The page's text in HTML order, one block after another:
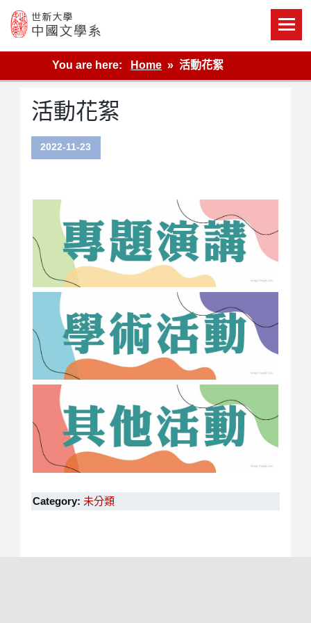
content
世新大學教學單位的網站
You are here:
Home 活動花絮
活動花絮
2022-11-23
Category: 未分類